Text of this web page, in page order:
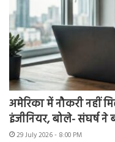
अमेरिका में नौकरी नहीं
इंजीनियर, बोले- संघर्ष
29 July 2026 - 8:00 PM